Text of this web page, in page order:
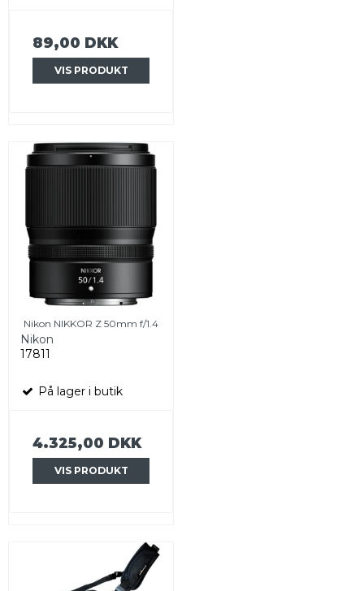
89,00 DKK
VIS PRODUKT
Nikon NIKKOR Z 50mm f/1.4
Nikon
17811
På lager i butik
4.325,00 DKK
VIS PRODUKT